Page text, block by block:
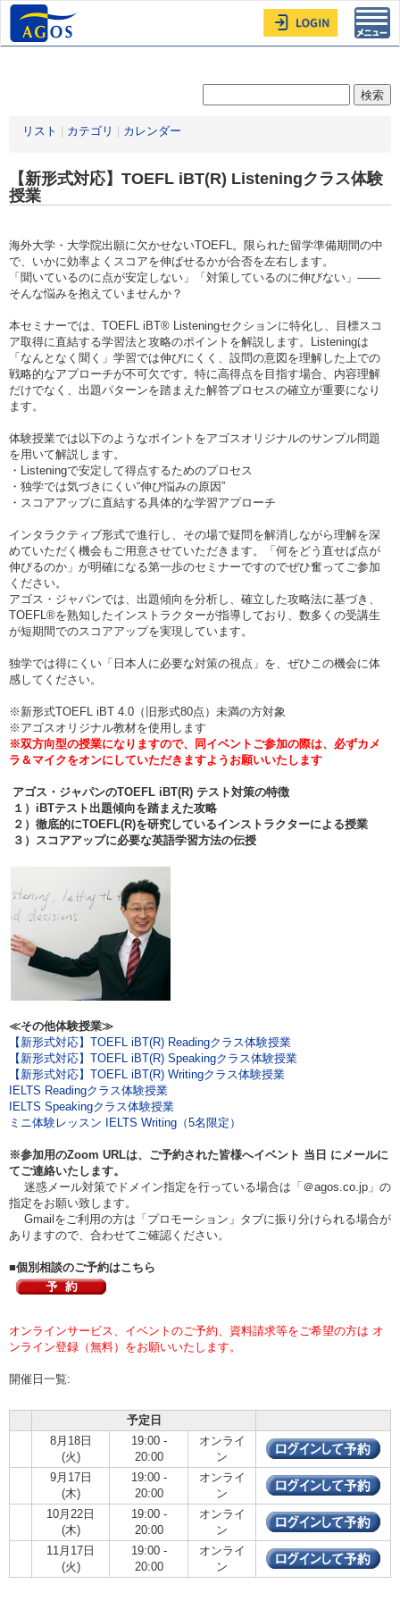
リスト カテゴリ カレンダー
【新形式対応】TOEFL iBT(R) Listeningクラス体験
授業
海外大学・大学院出願に欠かせないTOEFL。限られた留学準備期間の中
で、いかに効率よくスコアを伸ばせるかが合否を左右します。
「聞いているのに点が安定しない」「対策しているのに伸びない」——
そんな悩みを抱えていませんか？
本セミナーでは、TOEFL iBT® Listeningセクションに特化し、目標スコ
ア取得に直結する学習法と攻略のポイントを解説します。Listeningは
「なんとなく聞く」学習では伸びにくく、設問の意図を理解した上での
戦略的なアプローチが不可欠です。特に高得点を目指す場合、内容理解
だけでなく、出題パターンを踏まえた解答プロセスの確立が重要になり
ます。
体験授業では以下のようなポイントをアゴスオリジナルのサンプル問題
を用いて解説します。
・Listeningで安定して得点するためのプロセス
・独学では気づきにくい“伸び悩みの原因”
・スコアアップに直結する具体的な学習アプローチ
インタラクティブ形式で進行し、その場で疑問を解消しながら理解を深
めていただく機会もご用意させていただきます。「何をどう直せば点が
伸びるのか」が明確になる第一歩のセミナーですのでぜひ奮ってご参加
ください。
アゴス・ジャパンでは、出題傾向を分析し、確立した攻略法に基づき、
TOEFL®を熟知したインストラクターが指導しており、数多くの受講生
が短期間でのスコアアップを実現しています。
独学では得にくい「日本人に必要な対策の視点」を、ぜひこの機会に体
感してください。
※新形式TOEFL iBT 4.0（旧形式80点）未満の方対象
※アゴスオリジナル教材を使用します
※双方向型の授業になりますので、同イベントご参加の際は、必ずカメ
ラ＆マイクをオンにしていただきますようお願いいたします
アゴス・ジャパンのTOEFL iBT(R) テスト対策の特徴
１）iBTテスト出題傾向を踏まえた攻略
２）徹底的にTOEFL(R)を研究しているインストラクターによる授業
３）スコアアップに必要な英語学習方法の伝授
≪その他体験授業≫
【新形式対応】TOEFL iBT(R) Readingクラス体験授業
【新形式対応】TOEFL iBT(R) Speakingクラス体験授業
【新形式対応】TOEFL iBT(R) Writingクラス体験授業
IELTS Readingクラス体験授業
IELTS Speakingクラス体験授業
ミニ体験レッスン IELTS Writing（5名限定）
※参加用のZoom URLは、ご予約された皆様へイベント 当日 にメールに
てご連絡いたします。
迷惑メール対策でドメイン指定を行っている場合は「＠agos.co.jp」の
指定をお願い致します。
Gmailをご利用の方は「プロモーション」タブに振り分けられる場合が
ありますので、合わせてご確認ください。
■個別相談のご予約はこちら
オンラインサービス、イベントのご予約、資料請求等をご希望の方は オ
ンライン登録（無料）をお願いいたします。
開催日一覧:
予定日
8月18日
(火)
19:00 -
20:00
オンライ
ン
9月17日
(木)
19:00 -
20:00
オンライ
ン
10月22日
(木)
19:00 -
20:00
オンライ
ン
11月17日
(火)
19:00 -
20:00
オンライ
ン